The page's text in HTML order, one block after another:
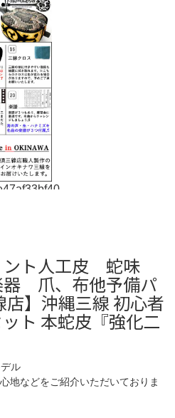
ト人工皮 蛇味
爪、布他予備パ
】沖縄三線 初心者
ト 本蛇皮『強化二
ル
地などをご紹介いただいておりま